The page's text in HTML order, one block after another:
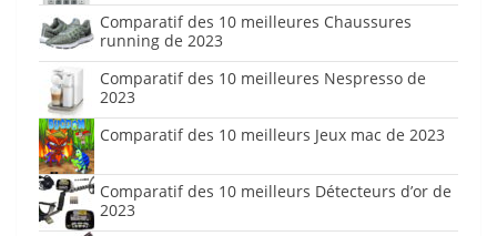
Comparatif des 10 meilleures Chaussures
running de 2023
Comparatif des 10 meilleures Nespresso de
2023
Comparatif des 10 meilleurs Jeux mac de 2023
Comparatif des 10 meilleurs Détecteurs d’or de
2023